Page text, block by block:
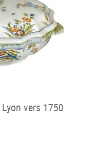
vers 1750